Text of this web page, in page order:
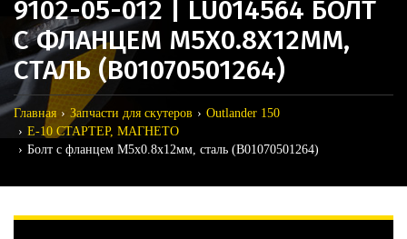
9102-05-012 | LU014564 БОЛТ
С ФЛАНЦЕМ М5Х0.8Х12ММ,
СТАЛЬ (B01070501264)
Главная Запчасти для скутеров
Outlander 150
E-10 СТАРТЕР, МАГНЕТО
Болт с фланцем М5х0.8х12мм, сталь (B01070501264)